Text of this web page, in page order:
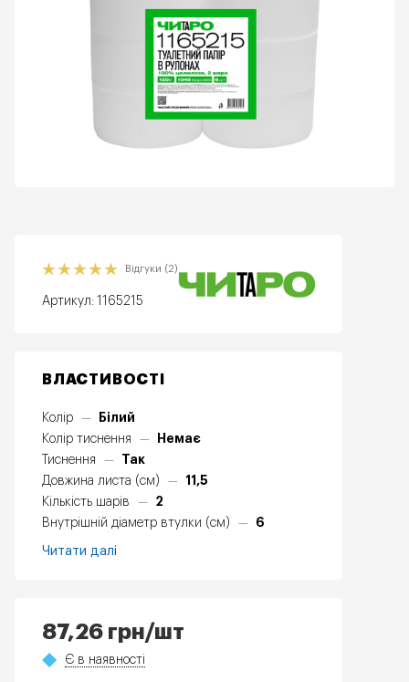
Відгуки (2)
Артикул: 1165215
ВЛАСТИВОСТІ
Колір —
Білий
Колір тиснення
—
Немає
Тиснення
—
Так
Довжина листа (см)
—
11,5
Кількість шарів
—
2
Внутрішній діаметр втулки (см)
— 6
Читати далі
87,26 грн/шт
Є в наявності